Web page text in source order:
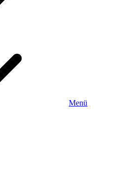
Menü